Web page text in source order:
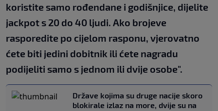
koristite samo rođendane i godišnjice, dijelite
jackpot s 20 do 40 ljudi. Ako brojeve
rasporedite po cijelom rasponu, vjerovatno
ćete biti jedini dobitnik ili ćete nagradu
podijeliti samo s jednom ili dvije osobe".
Države kojima su druge nacije skoro
blokirale izlaz na more, dvije su na